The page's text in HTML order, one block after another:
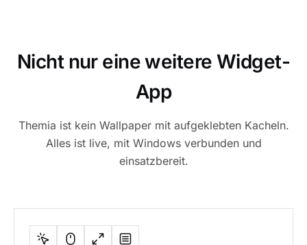
Nicht nur eine weitere Widget-
App
Themia ist kein Wallpaper mit aufgeklebten Kacheln.
Alles ist live, mit Windows verbunden und
einsatzbereit.